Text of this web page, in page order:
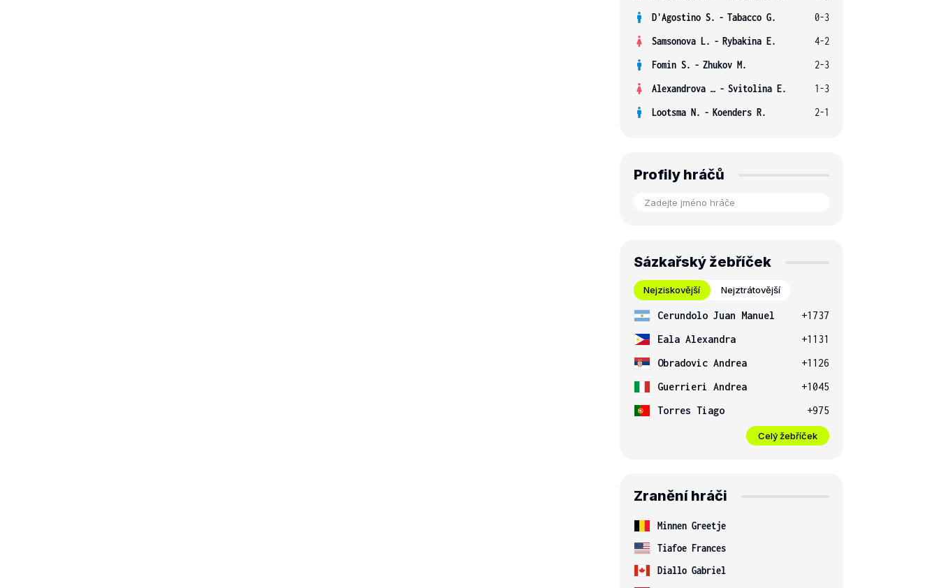
D'Agostino S. - Tabacco G.
0-3
Samsonova L. - Rybakina E.
4-2
Fomin S. - Zhukov M.
2-3
Alexandrova E. - Svitolina E.
1-3
Lootsma N. - Koenders R. 2-1
Profily hráčů
Sázkařský žebříček
Nejziskovější Nejztrátovější
Cerundolo Juan Manuel
+1737
Eala Alexandra
+1131
Obradovic Andrea
+1126
Guerrieri Andrea
+1045
Torres Tiago
+975
Celý žebříček
Zranění hráči
Minnen Greetje
Tiafoe Frances
Diallo Gabriel